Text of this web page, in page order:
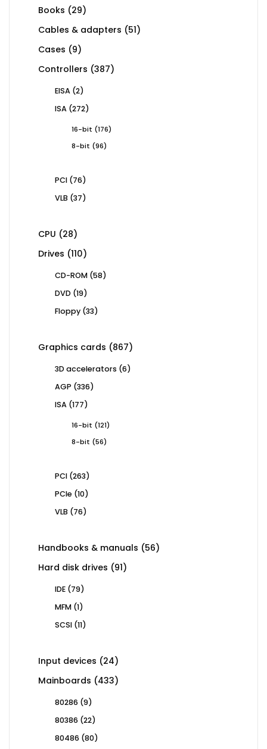
Books 2929
Cables & adapters 5151
Cases 99
Controllers 387387
EISA 22
ISA 272272
16-bit 176176
8-bit
9696
PCI 7676
VLB 3737
CPU 2828
Drives 110110
CD-ROM 5858
DVD 1919
Floppy 3333
Graphics cards 867867
3D accelerators 66
AGP 336336
ISA 177177
16-bit 121121
8-bit
5656
PCI 263263
PCIe 1010
VLB 7676
Handbooks & manuals 5656
Hard disk drives 9191
IDE 7979
MFM 11
SCSI 1111
Input devices 2424
Mainboards 433433
80286 99
80386 2222
80486 8080